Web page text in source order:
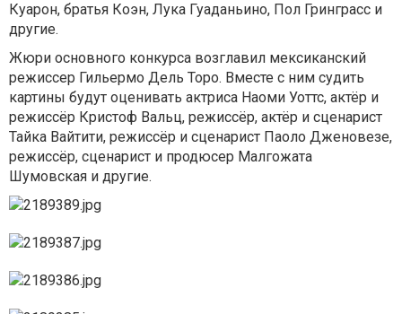
Куарон, братья Коэн, Лука Гуаданьино, Пол Гринграсс и
другие.
Жюри основного конкурса возглавил мексиканский
режиссер Гильермо Дель Торо. Вместе с ним судить
картины будут оценивать актриса Наоми Уоттс, актёр и
режиссёр Кристоф Вальц, режиссёр, актёр и сценарист
Тайка Вайтити, режиссёр и сценарист Паоло Дженовезе,
режиссёр, сценарист и продюсер Малгожата
Шумовская и другие.